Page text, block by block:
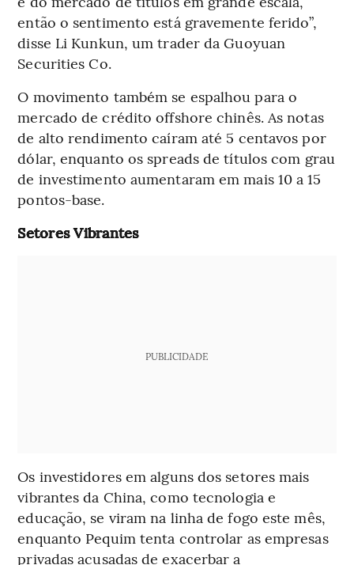
então o sentimento está gravemente ferido”,
disse Li Kunkun, um trader da Guoyuan
Securities Co.
O movimento também se espalhou para o
mercado de crédito offshore chinês. As notas
de alto rendimento caíram até 5 centavos por
dólar, enquanto os spreads de títulos com grau
de investimento aumentaram em mais 10 a 15
pontos-base.
Setores Vibrantes
PUBLICIDADE
Os investidores em alguns dos setores mais
vibrantes da China, como tecnologia e
educação, se viram na linha de fogo este mês,
enquanto Pequim tenta controlar as empresas
privadas acusadas de exacerbar a